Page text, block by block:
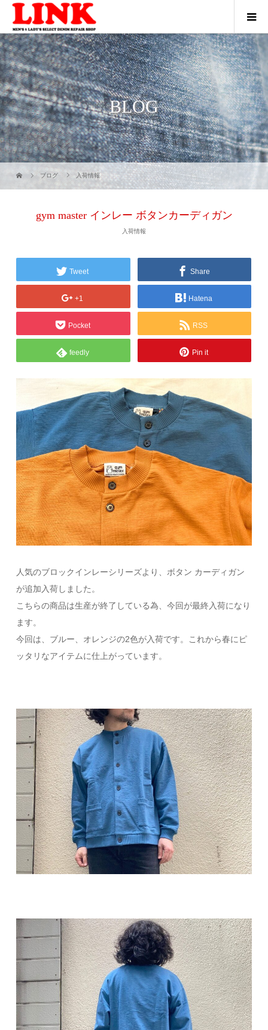
BLOG
ブログ 入荷情報
gym master インレー ボタンカーディガン
入荷情報
Tweet Share
+1 Hatena
Pocket RSS
feedly Pin it
人気のブロックインレーシリーズより、ボタン カーディガン
が追加入荷しました。
こちらの商品は生産が終了している為、今回が最終入荷になり
ます。
今回は、ブルー、オレンジの2色が入荷です。これから春にピ
ッタリなアイテムに仕上がっています。